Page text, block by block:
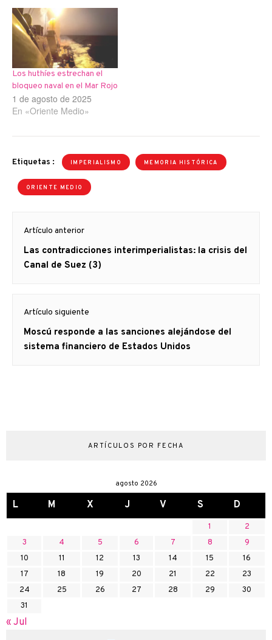
Los huthíes estrechan el
bloqueo naval en el Mar Rojo
1 de agosto de 2025
En «Oriente Medio»
Etiquetas : IMPERIALISMO MEMORIA HISTÓRICA
ORIENTE MEDIO
de
entradas
Artículo anterior
Artículo
anterior
Las contradicciones interimperialistas: la crisis del
Canal de Suez (3)
Artículo siguiente
Artículo
siguiente:
Moscú responde a las sanciones alejándose del
sistema financiero de Estados Unidos
ARTÍCULOS POR FECHA
agosto 2026
L M X J V S D
1
2
3
4 5 6 7 8
9
10
11 12 13 14 15
16
17
18 19 20 21 22
23
24
25 26 27 28 29
30
31
« Jul